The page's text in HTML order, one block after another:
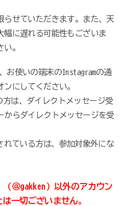
らせていただきます。また、天
幅に遅れる可能性もございま
。
お使いの端末のInstagramの通
にしてください。
は、ダイレクトメッセージ受
からダイレクトメッセージを受
れている方は、参加対象外にな
＠gakken）以外のアカウン
は一切ございません。